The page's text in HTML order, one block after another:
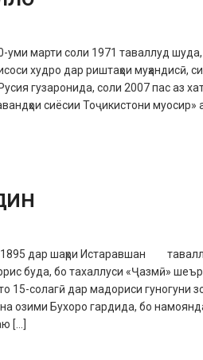
уми марти соли 1971 таваллуд
худро дар риштаҳои
гузаронида, соли 2007 пас аз
сиёсии Тоҷикистони муосир»
дар шаҳри Истаравшан
буда, бо тахаллуси «Ҷазмӣ»
15-солагӣ дар мадориси гуногуни
озими Бухоро гардида, бо
[…]